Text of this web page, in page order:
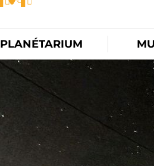
PLANÉTARIUM